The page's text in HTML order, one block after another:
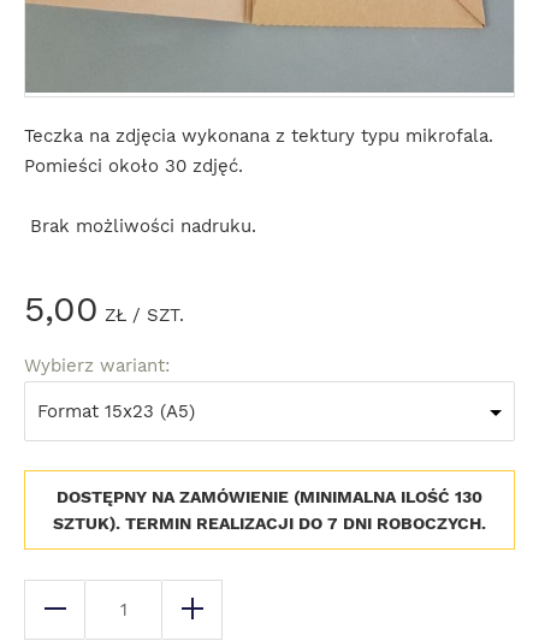
Teczka na zdjęcia wykonana z tektury typu mikrofala.
Pomieści około 30 zdjęć.
Brak możliwości nadruku.
5,00 ZŁ / SZT.
Wybierz wariant:
Format 15x23 (A5)
DOSTĘPNY NA ZAMÓWIENIE (MINIMALNA ILOŚĆ 130
SZTUK). TERMIN REALIZACJI DO 7 DNI ROBOCZYCH.